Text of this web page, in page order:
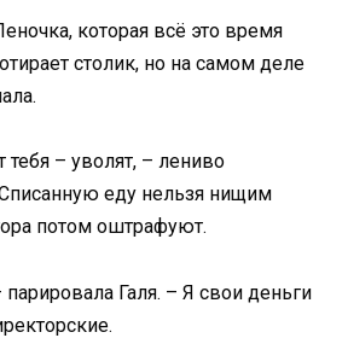
которая всё это время
столик, но на самом деле
– уволят, – лениво
еду нельзя нищим
потом оштрафуют.
Галя. – Я свои деньги